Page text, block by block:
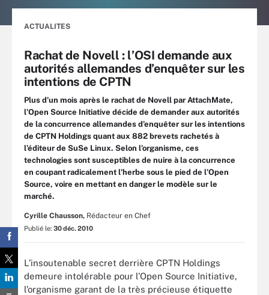
ACTUALITES
Rachat de Novell : l’OSI demande aux
autorités allemandes d’enquêter sur les
intentions de CPTN
Plus d’un mois après le rachat de Novell par AttachMate,
l’Open Source Initiative décide de demander aux autorités
de la concurrence allemandes d’enquêter sur les intentions
de CPTN Holdings quant aux 882 brevets rachetés à
l’éditeur de SuSe Linux. Selon l’organisme, ces
technologies sont susceptibles de nuire à la concurrence
en coupant radicalement l’herbe sous le pied de l’Open
Source, voire en mettant en danger le modèle sur le
marché.
Cyrille Chausson, Rédacteur en Chef
Publié le: 30 déc. 2010
L’insoutenable secret derrière CPTN Holdings
demeure intolérable pour l’Open Source Initiative,
l’organisme garant de la très précieuse étiquette